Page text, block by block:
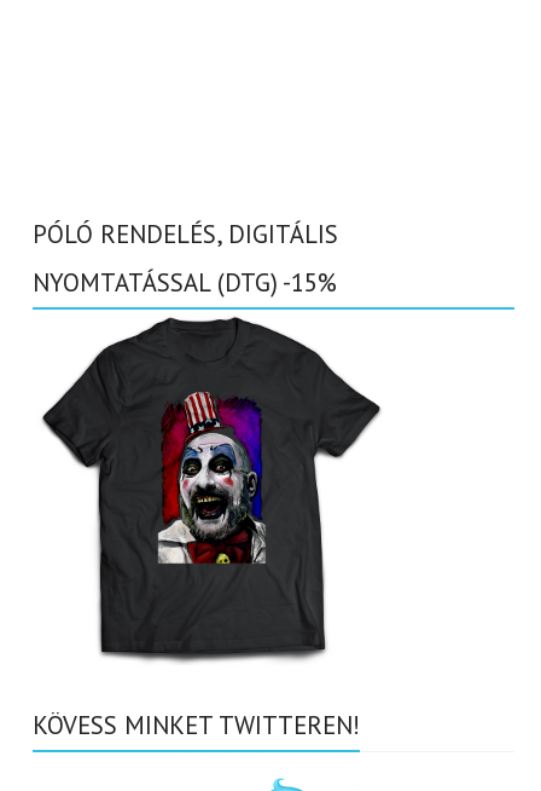
PÓLÓ RENDELÉS, DIGITÁLIS
NYOMTATÁSSAL (DTG) -15%
KÖVESS MINKET TWITTEREN!